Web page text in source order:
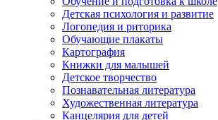
Детская психология и развитие
Логопедия и риторика
Обучающие плакаты
Картография
Книжки для малышей
Детское творчество
Познавательная литература
Художественная литература
Канцелярия для детей